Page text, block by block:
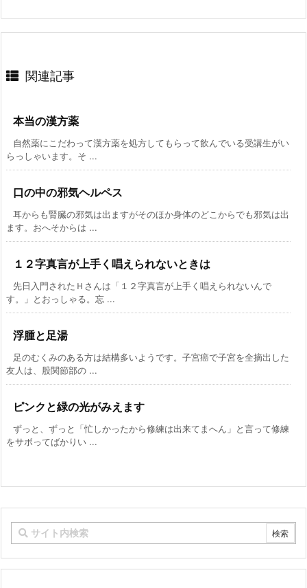
関連記事
本当の漢方薬
自然薬にこだわって漢方薬を処方してもらって飲んでいる受講生がい
らっしゃいます。そ ...
口の中の邪気ヘルペス
耳からも腎臓の邪気は出ますがそのほか身体のどこからでも邪気は出
ます。おへそからは ...
１２字真言が上手く唱えられないときは
先日入門されたＨさんは「１２字真言が上手く唱えられないんで
す。」とおっしゃる。忘 ...
浮腫と足湯
足のむくみのある方は結構多いようです。子宮癌で子宮を全摘出した
友人は、股関節部の ...
ピンクと緑の光がみえます
ずっと、ずっと「忙しかったから修練は出来てまへん」と言って修練
をサボってばかりい ...